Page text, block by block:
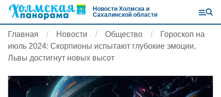
Новости Холмска и
Сахалинской области
Главная Новости Общество
Гороскоп на
июль 2024: Скорпионы испытают глубокие эмоции,
Львы достигнут новых высот